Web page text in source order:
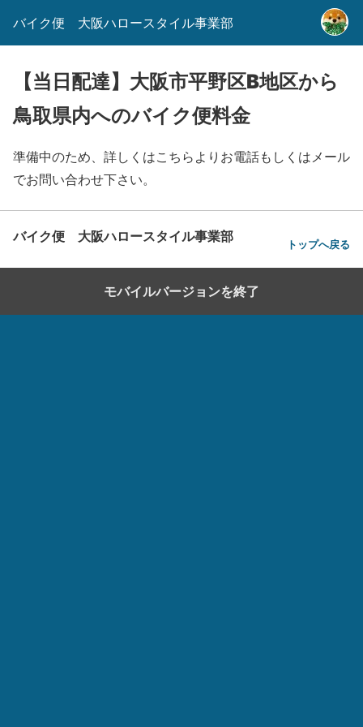
バイク便 大阪ハロースタイル事業部
【当日配達】大阪市平野区B地区から
鳥取県内へのバイク便料金
準備中のため、詳しくはこちらよりお電話もしくはメール
でお問い合わせ下さい。
バイク便 大阪ハロースタイル事業部 トップへ戻る
モバイルバージョンを終了